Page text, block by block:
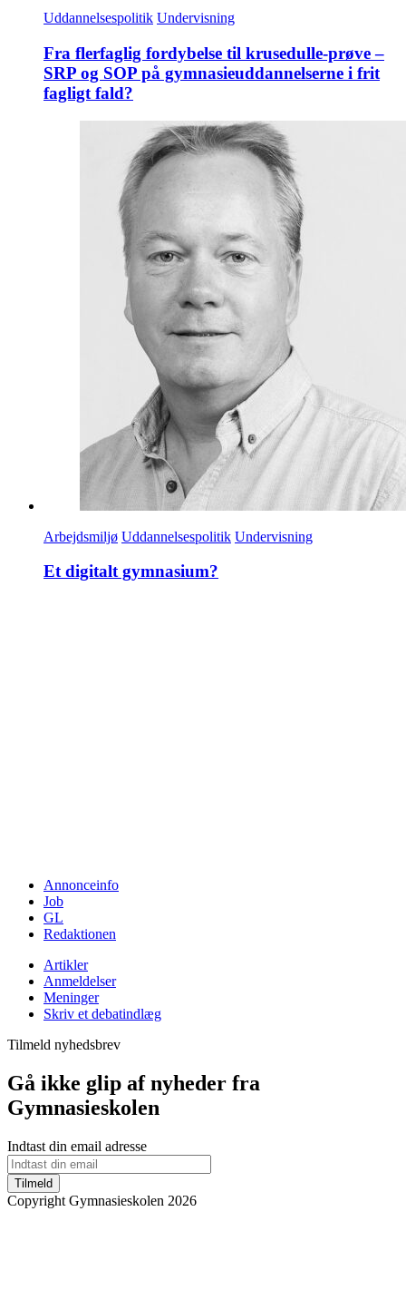
Uddannelsespolitik Undervisning
Fra flerfaglig fordybelse til krusedulle-prøve –
SRP og SOP på gymnasieuddannelserne i frit
fagligt fald?
Arbejdsmiljø Uddannelsespolitik Undervisning
Et digitalt gymnasium?
Annonceinfo
Job
GL
Redaktionen
Artikler
Anmeldelser
Meninger
Skriv et debatindlæg
Tilmeld nyhedsbrev
Gå ikke glip af nyheder fra
Gymnasieskolen
Indtast din email adresse
Tilmeld
Copyright Gymnasieskolen 2026